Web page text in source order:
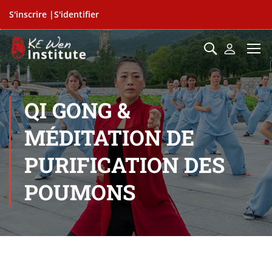
S'inscrire |S'identifier
QI GONG &
MÉDITATION DE
PURIFICATION DES
POUMONS